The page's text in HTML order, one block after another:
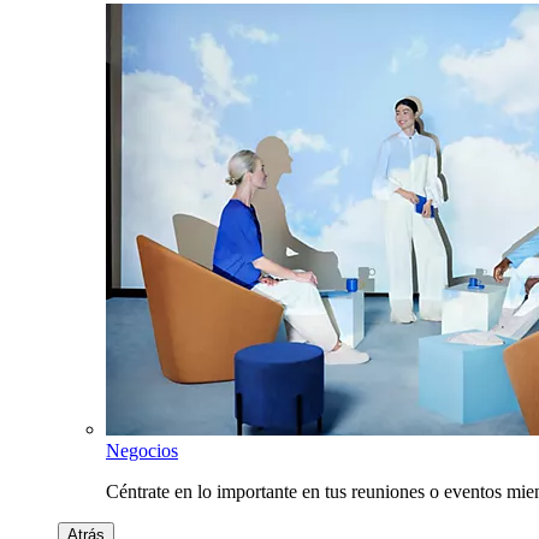
Negocios
Céntrate en lo importante en tus reuniones o eventos
Atrás